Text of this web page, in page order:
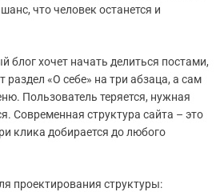
что человек останется и
блог хочет начать делиться постами,
раздел «О себе» на три абзаца, а сам
Пользователь теряется, нужная
Современная структура сайта – это
клика добирается до любого
проектирования структуры: